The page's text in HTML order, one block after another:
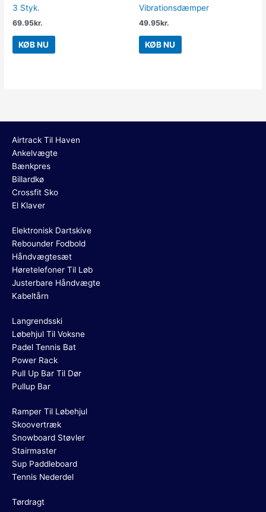
3 Styk.
69.95kr.
KØB NU
Vibrationsdæmper
49.95kr.
KØB NU
Airtrack Til Haven
Ankelvægte
Bænkpres
Billardkø
Crossfit Sko
El Klaver
Elektronisk Dartskive
Rebounder Fodbold
Håndvægtesæt
Høretelefoner Til Løb
Justerbare Håndvægte
Kabeltårn
Langrendsski
Løbehjul Til Voksne
Padel Tennis Bat
Power Rack
Pull Up Bar Til Dør
Pullup Bar
Ramper Til Løbehjul
Skoovertræk
Snowboard Støvler
Stairmaster
Sup Paddleboard
Tennis Nederdel
Tørdragt